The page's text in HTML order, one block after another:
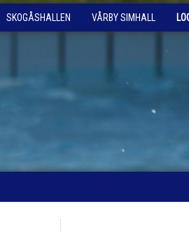
SKOGÅSHALLEN VÅRBY SIMHALL